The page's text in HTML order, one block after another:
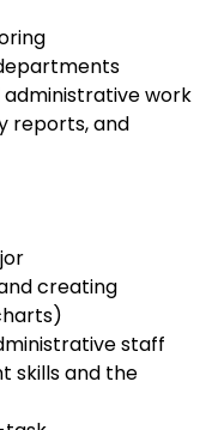
work
reports, and
creating
staff
skills and the